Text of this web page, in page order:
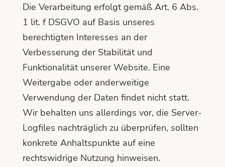
Die Verarbeitung erfolgt gemäß Art. 6 Abs.
1 lit. f DSGVO auf Basis unseres
berechtigten Interesses an der
Verbesserung der Stabilität und
Funktionalität unserer Website. Eine
Weitergabe oder anderweitige
Verwendung der Daten findet nicht statt.
Wir behalten uns allerdings vor, die Server-
Logfiles nachträglich zu überprüfen, sollten
konkrete Anhaltspunkte auf eine
rechtswidrige Nutzung hinweisen.